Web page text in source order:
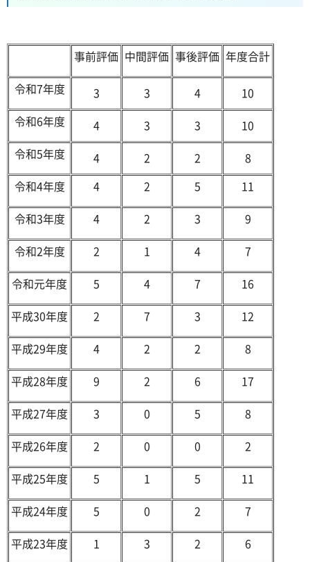
事前評価 中間評価 事後評価 年度合計
令和7年度
3 3 4
10
令和6年度
4 3 3
10
令和5年度
4 2 2
8
令和4年度
4 2 5
11
令和3年度
4 2 3
9
令和2年度
2 1 4
7
令和元年度
5 4 7
16
平成30年度
2 7 3
12
平成29年度
4 2 2
8
平成28年度
9 2 6
17
平成27年度
3 0 5
8
平成26年度
2 0 0
2
平成25年度
5 1 5
11
平成24年度
5 0 2
7
平成23年度
1 3 2
6